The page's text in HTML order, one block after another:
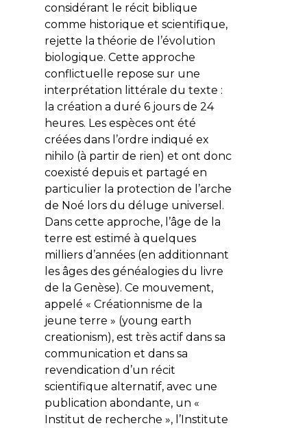
considérant le récit biblique
comme historique et scientifique,
rejette la théorie de l’évolution
biologique. Cette approche
conflictuelle repose sur une
interprétation littérale du texte :
la création a duré 6 jours de 24
heures. Les espèces ont été
créées dans l’ordre indiqué ex
nihilo (à partir de rien) et ont donc
coexisté depuis et partagé en
particulier la protection de l’arche
de Noé lors du déluge universel.
Dans cette approche, l’âge de la
terre est estimé à quelques
milliers d’années (en additionnant
les âges des généalogies du livre
de la Genèse). Ce mouvement,
appelé « Créationnisme de la
jeune terre » (young earth
creationism), est très actif dans sa
communication et dans sa
revendication d’un récit
scientifique alternatif, avec une
publication abondante, un «
Institut de recherche », l’Institute